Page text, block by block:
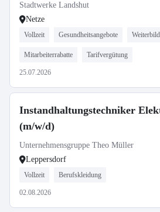
Stadtwerke Landshut
Netze
Vollzeit Gesundheitsangebote
Mitarbeiterrabatte Tarifvergütung
25.07.2026
Instandhaltungstechniker
(m/w/d)
Unternehmensgruppe Theo Müller
Leppersdorf
Vollzeit Berufskleidung
02.08.2026